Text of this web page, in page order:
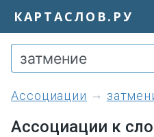
КАРТАСЛОВ.РУ
ассоциации
Ассоциации к